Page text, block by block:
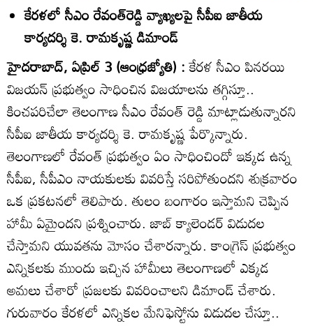
కేరళలో సీఎం రేవంత్‌రెడ్డి వ్యాఖ్యలపై సీపీఐ జాతీయ
కార్యదర్శి కె. రామకృష్ణ డిమాండ్‌
హైదరాబాద్‌, ఏప్రిల్‌ 3 (ఆంధ్రజ్యోతి) :కేరళ సీఎం పినరయి
విజయన్‌ ప్రభుత్వం సాధించిన విజయాలను తగ్గిస్తూ..
కించపరిచేలా తెలంగాణ సీఎం రేవంత్‌ రెడ్డి మాట్లాడుతున్నారని
సీపీఐ జాతీయ కార్యదర్శి కె. రామకృష్ణ పేర్కొన్నారు.
తెలంగాణలో రేవంత్‌ ప్రభుత్వం ఏం సాధించిందో ఇక్కడ ఉన్న
సీపీఐ, సీపీఎం నాయకులకు వివరిస్తే సరిపోతుందని శుక్రవారం
ఒక ప్రకటనలో తెలిపారు. తులం బంగారం ఇస్తామని చెప్పిన
హామీ ఏమైందని ప్రశ్నించారు. జాబ్‌ క్యాలెండర్‌ విడుదల
చేస్తామని యువతను మోసం చేశారన్నారు. కాంగ్రెస్‌ ప్రభుత్వం
ఎన్నికలకు ముందు ఇచ్చిన హామీలు తెలంగాణలో ఎక్కడ
అమలు చేశారో ప్రజలకు వివరించాలని డిమాండ్‌ చేశారు.
గురువారం కేరళలో ఎన్నికల మేనిఫెస్టోను విడుదల చేస్తూ..